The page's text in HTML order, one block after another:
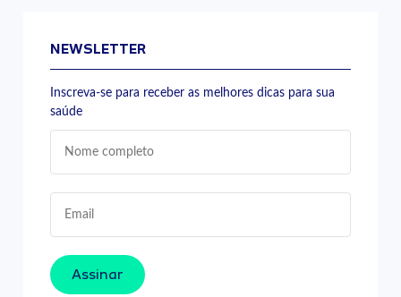
NEWSLETTER
Inscreva-se para receber as melhores dicas para sua
saúde
Assinar